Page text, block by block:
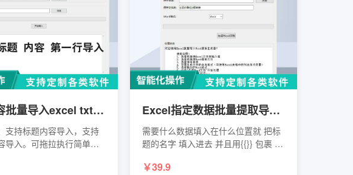
TXT内容批量导入excel txt标题txt内容txt第一行导入excel
支持标题内容导入，支持
导入。可拖拉执行简单粗
Excel指定数据批量提取导入word Excel批量生成word excel转word
需要什么数据填入在什么位置就 把标
题的名字 填入进去 并且用{{}} 包裹 视
https://www.bilibili.com/video/BV1E7oXYhE6N/
39.9